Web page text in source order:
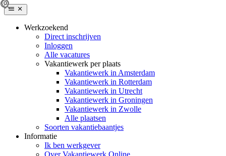
Werkzoekend
Direct inschrijven
Inloggen
Alle vacatures
Vakantiewerk per plaats
Vakantiewerk in Amsterdam
Vakantiewerk in Rotterdam
Vakantiewerk in Utrecht
Vakantiewerk in Groningen
Vakantiewerk in Zwolle
Alle plaatsen
Soorten vakantiebaantjes
Informatie
Ik ben werkgever
Over Vakantiewerk Online